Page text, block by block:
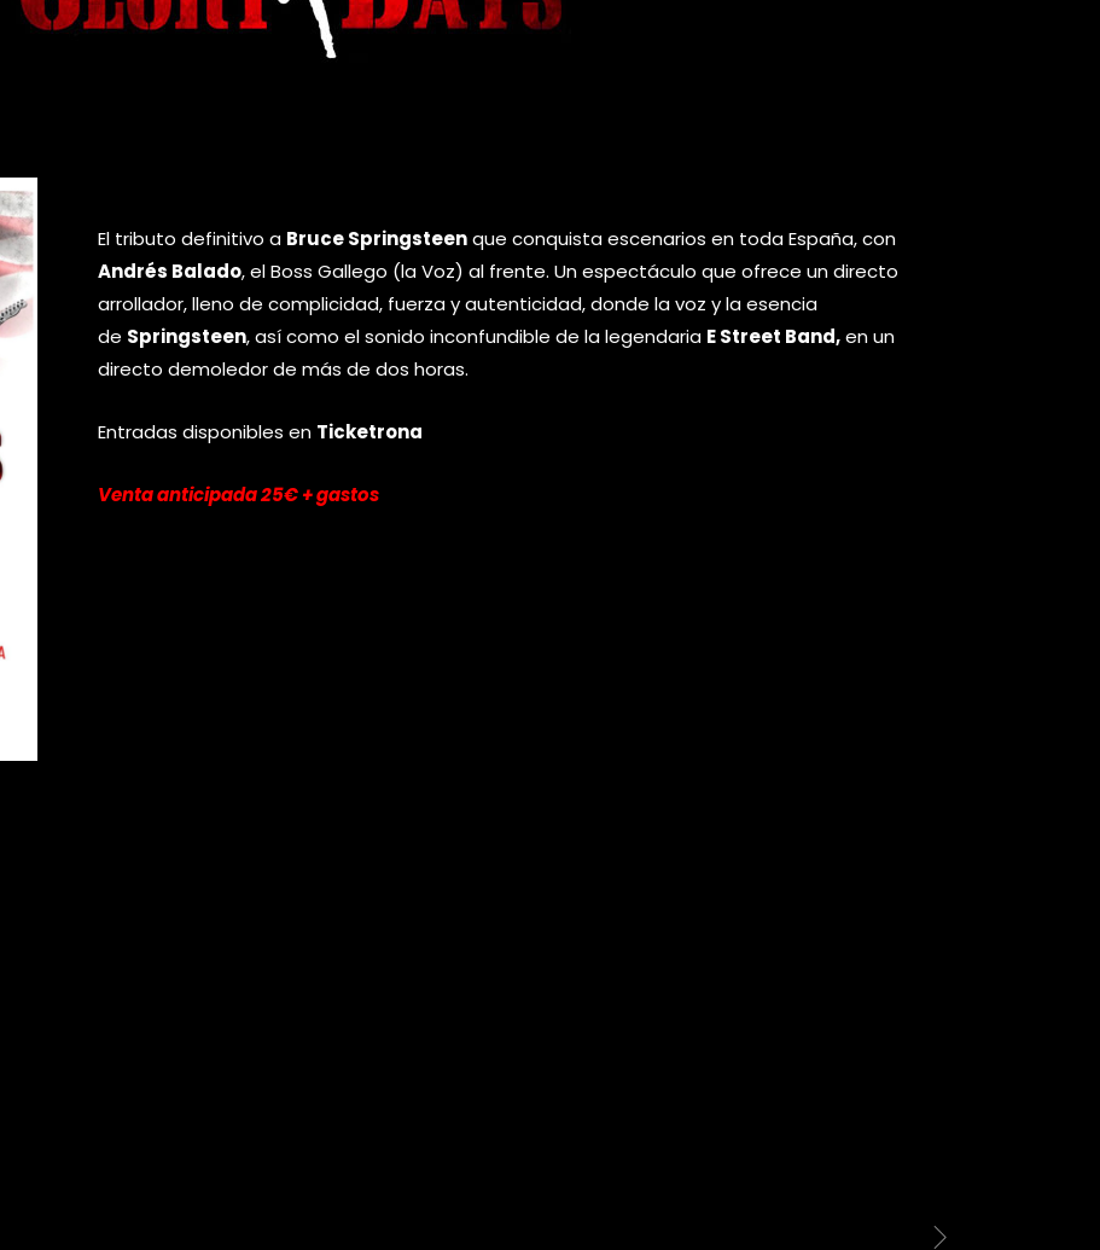
El tributo definitivo a Bruce Springsteenque conquista escenarios en toda España, con
Andrés Balado, el Boss Gallego (la Voz) al frente. Un espectáculo que ofrece un directo
arrollador, lleno de complicidad, fuerza y autenticidad, donde la voz y la esencia
de Springsteen, así como el sonido inconfundible de la legendaria E Street Band,en un
directo demoledor de más de dos horas.
Entradas disponibles en Ticketrona
Venta anticipada 25€ + gastos